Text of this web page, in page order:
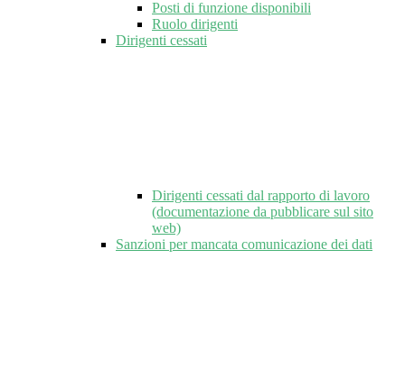
Posti di funzione disponibili
Ruolo dirigenti
Dirigenti cessati
Dirigenti cessati dal rapporto di lavoro
(documentazione da pubblicare sul sito
web)
Sanzioni per mancata comunicazione dei dati